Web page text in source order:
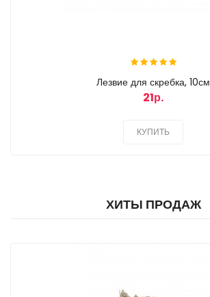
Лезвие для скребка, 10см
21р.
КУПИТЬ
ХИТЫ ПРОДАЖ